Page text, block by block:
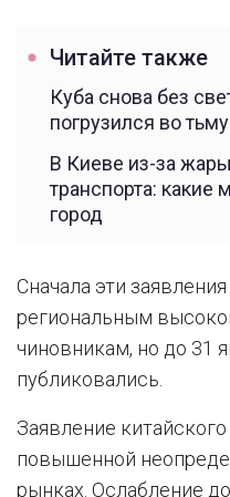
Читайте также
Куба снова без
погрузился во тьму
В Киеве из-за
транспорта: какие
город
Сначала эти
региональным
чиновникам, но до 31
публиковались.
Заявление
повышенной
рынках. Ослабление